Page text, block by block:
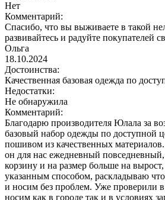
Нет
Комментарий:
Спасибо, что вы выживаете в такой
развивайтесь и радуйте покупателей
Ольга
18.10.2024
Достоинства:
Качественная базовая одежда по
Недостатки:
Не обнаружила
Комментарий:
Благодарю производителя Юлала за
базовый набор одежды по доступной
пошивом из качественных
он для нас ежедневный
корзину и на размер больше на
указанным способом, раскладываю
и носим без проблем. Уже проверили в
носим как в городе так и в условиях